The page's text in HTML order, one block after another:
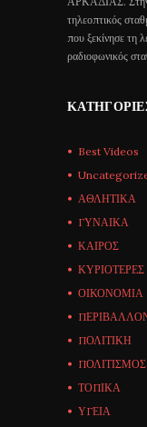
τηλεοπτικός
που ξεκίνησε τη
ραδιοφωνικός
Best Videos
ΑΘΛΗΤΙΚΑ
ΓΥΝΑΙΚΑ
ΚΑΙΡΟΣ
ΚΥΡΙΟΤΕΡΕΣ
ΟΙΚΟΝΟΜΙΑ
ΠΟΛΙΤΙΚΗ
ΠΟΛΙΤΙΣΜΟΣ
ΤΟΠΙΚΑ
ΥΓΕΙΑ